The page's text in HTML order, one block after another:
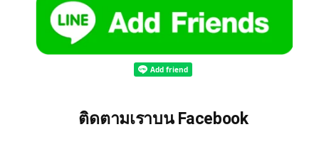
ติดตามเราบน Facebook